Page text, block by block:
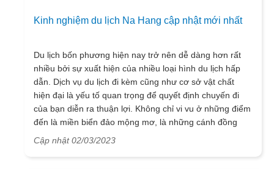
Kinh nghiệm du lịch Na Hang cập nhật mới nhất
Du lịch bốn phương hiện nay trở nên dễ dàng hơn rất
nhiều bởi sự xuất hiện của nhiều loại hình du lịch hấp
dẫn. Dịch vụ du lịch đi kèm cũng như cơ sở vật chất
hiện đại là yếu tố quan trọng để quyết định chuyến đi
của bạn diễn ra thuận lợi. Không chỉ vi vu ở những điểm
đến là miền biển đảo mộng mơ, là những cánh đồng
hoa bát ngát trải dài mà du khách có xu hướng tìm đến
Cập nhật 02/03/2023